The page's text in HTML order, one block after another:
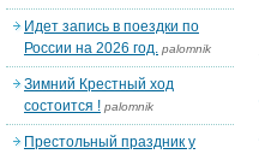
Идет запись в поездки по
России на 2026 год. palomnik
Зимний Крестный ход
состоится ! palomnik
Престольный праздник у